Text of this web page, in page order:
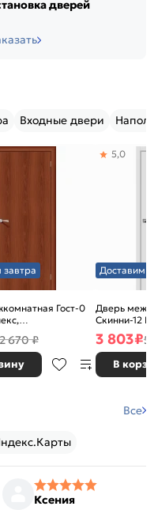
дверей
Входные двери
завтра
Гост-0
Л-11
глухая, каркасно-
2 670 ₽
Доставим
Дверь
Скинни-12
глухая,
5,0
3 803₽5
В
Все
Ксения